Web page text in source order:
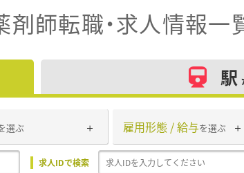
剤師転職・求人情報一
駅
選ぶ 雇用形態 / 給与を選ぶ
求人IDで検索